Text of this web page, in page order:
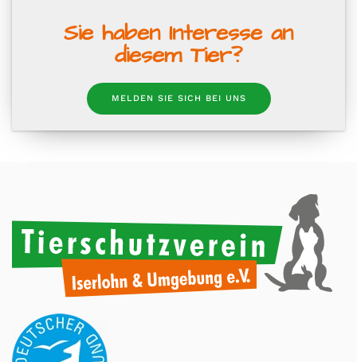
Sie haben Interesse an
diesem Tier?
MELDEN SIE SICH BEI UNS